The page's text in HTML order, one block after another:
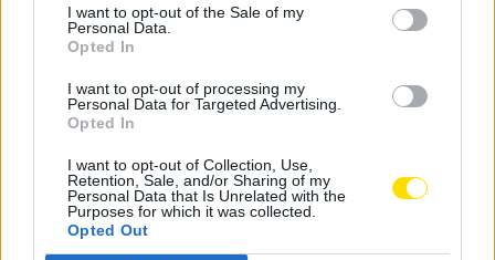
I want to opt-out of the Sale of my
Personal Data.
Opted In
I want to opt-out of processing my
Personal Data for Targeted Advertising.
Opted In
I want to opt-out of Collection, Use,
Retention, Sale, and/or Sharing of my
Personal Data that Is Unrelated with the
Purposes for which it was collected.
Opted Out
farmacêutica; é, ainda, uma oportunidade para os
alunos finalistas do curso contactarem com a
cior famalicão mercado
Praça D.Maria II